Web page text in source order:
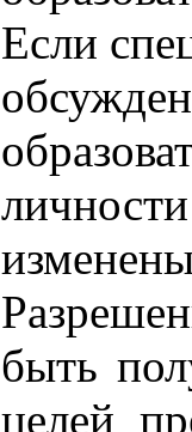
Если
быть
целей